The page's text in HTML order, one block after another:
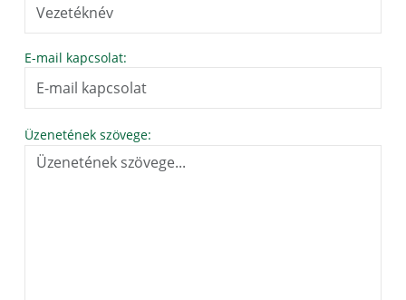
E-mail kapcsolat:
Üzenetének szövege: